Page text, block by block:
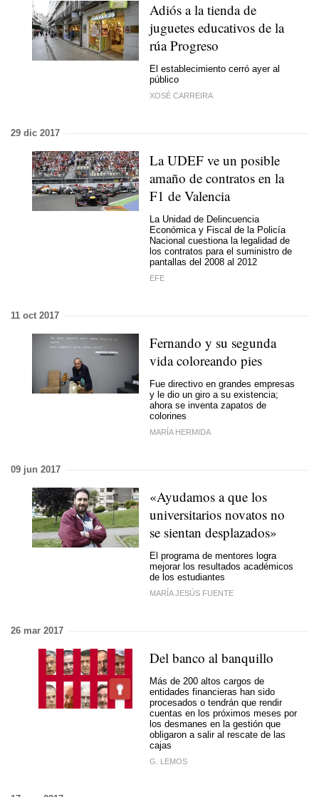
Adiós a la tienda de
juguetes educativos de la
rúa Progreso
El establecimiento cerró ayer al
público
XOSÉ CARREIRA
29 dic 2017
La UDEF ve un posible
amaño de contratos en la
F1 de Valencia
La Unidad de Delincuencia
Económica y Fiscal de la Policía
Nacional cuestiona la legalidad de
los contratos para el suministro de
pantallas del 2008 al 2012
EFE
11 oct 2017
Fernando y su segunda
vida coloreando pies
Fue directivo en grandes empresas
y le dio un giro a su existencia;
ahora se inventa zapatos de
colorines
MARÍA HERMIDA
09 jun 2017
«Ayudamos a que los
universitarios novatos no
se sientan desplazados»
El programa de mentores logra
mejorar los resultados académicos
de los estudiantes
MARÍA JESÚS FUENTE
26 mar 2017
Del banco al banquillo
Más de 200 altos cargos de
entidades financieras han sido
procesados o tendrán que rendir
cuentas en los próximos meses por
los desmanes en la gestión que
obligaron a salir al rescate de las
cajas
G. LEMOS